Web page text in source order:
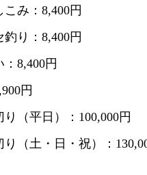
み：8,400円
り：8,400円
8,400円
円
（平日）：100,000円
（土・日・祝）：